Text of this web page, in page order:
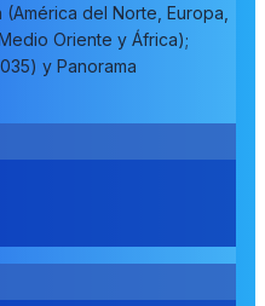
del Norte, Europa,
Oriente y África);
y Panorama